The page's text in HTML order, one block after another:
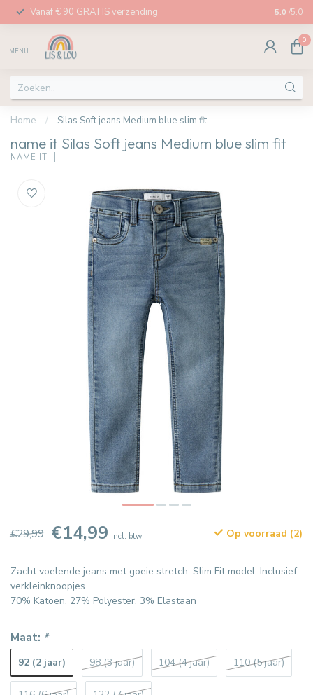
Vanaf € 90 GRATIS verzending Afhalen
5.0 /5.0
MENU
0
Home / Silas Soft jeans Medium blue slim fit
name it Silas Soft jeans Medium blue slim fit
NAME IT
€29,99 €14,99 Incl. btw Op voorraad (2)
Zacht voelende jeans met goeie stretch. Slim Fit model. Inclusief
verkleinknoopjes
70% Katoen, 27% Polyester, 3% Elastaan
Maat: *
92 (2 jaar) 98 (3 jaar) 104 (4 jaar) 110 (5 jaar)